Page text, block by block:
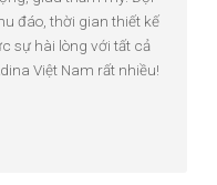
đáo, thời gian thiết kế
sự hài lòng với tất cả
Việt Nam rất nhiều!